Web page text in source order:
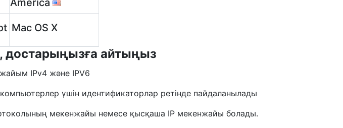
America
Mac OS X
достарыңызға айтыңыз
IPv4 және IPV6
үшін идентификаторлар ретінде пайдаланылады
мекенжайы немесе қысқаша IP мекенжайы болады.